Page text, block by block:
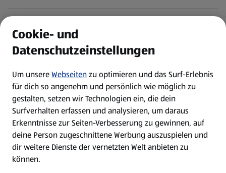
Newsletter
WhatsApp
Über ALDI SÜD
Filialen
Cookie- und
Datenschutzeinstellungen
Um unsereWebseitenzu optimieren und das Surf-Erlebnis
für dich so angenehm und persönlich wie möglich zu
gestalten, setzen wir Technologien ein, die dein
Surfverhalten erfassen und analysieren, um daraus
Erkenntnisse zur Seiten-Verbesserung zu gewinnen, auf
deine Person zugeschnittene Werbung auszuspielen und
dir weitere Dienste der vernetzten Welt anbieten zu
können.